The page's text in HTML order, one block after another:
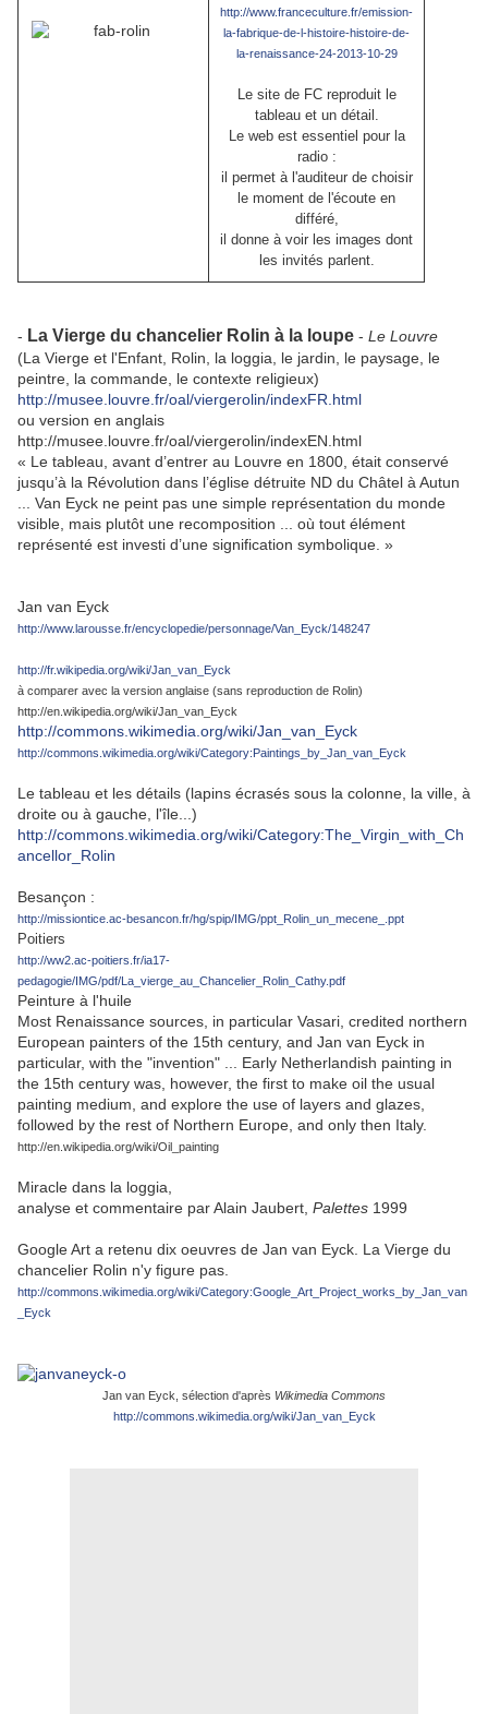
http://www.franceculture.fr/emission-
la-fabrique-de-l-histoire-histoire-de-
la-renaissance-24-2013-10-29
Le site de FC reproduit le
tableau et un détail.
Le web est essentiel pour la
radio :
il permet à l'auditeur de choisir
le moment de l'écoute en
différé,
il donne à voir les images dont
les invités parlent.
- La Vierge du chancelier Rolin à la loupe - Le Louvre
(La Vierge et l'Enfant, Rolin, la loggia, le jardin, le paysage, le
peintre, la commande, le contexte religieux)
http://musee.louvre.fr/oal/viergerolin/indexFR.html
ou version en anglais
http://musee.louvre.fr/oal/viergerolin/indexEN.html
« Le tableau, avant d’entrer au Louvre en 1800, était conservé
jusqu’à la Révolution dans l’église détruite ND du Châtel à Autun
... Van Eyck ne peint pas une simple représentation du monde
visible, mais plutôt une recomposition ... où tout élément
représenté est investi d’une signification symbolique. »
Jan van Eyck
http://www.larousse.fr/encyclopedie/personnage/Van_Eyck/148247
http://fr.wikipedia.org/wiki/Jan_van_Eyck
à comparer avec la version anglaise (sans reproduction de Rolin)
http://en.wikipedia.org/wiki/Jan_van_Eyck
http://commons.wikimedia.org/wiki/Jan_van_Eyck
http://commons.wikimedia.org/wiki/Category:Paintings_by_Jan_van_Eyck
Le tableau et les détails (lapins écrasés sous la colonne, la ville, à
droite ou à gauche, l'île...)
http://commons.wikimedia.org/wiki/Category:The_Virgin_with_Ch
ancellor_Rolin
Besançon :
http://missiontice.ac-besancon.fr/hg/spip/IMG/ppt_Rolin_un_mecene_.ppt
Poitiers
http://ww2.ac-poitiers.fr/ia17-
pedagogie/IMG/pdf/La_vierge_au_Chancelier_Rolin_Cathy.pdf
Peinture à l'huile
Most Renaissance sources, in particular Vasari, credited northern
European painters of the 15th century, and Jan van Eyck in
particular, with the "invention" ... Early Netherlandish painting in
the 15th century was, however, the first to make oil the usual
painting medium, and explore the use of layers and glazes,
followed by the rest of Northern Europe, and only then Italy.
http://en.wikipedia.org/wiki/Oil_painting
Miracle dans la loggia,
analyse et commentaire par Alain Jaubert, Palettes 1999
Google Art a retenu dix oeuvres de Jan van Eyck. La Vierge du
chancelier Rolin n'y figure pas.
http://commons.wikimedia.org/wiki/Category:Google_Art_Project_works_by_Jan_van
_Eyck
Jan van Eyck, sélection d'après Wikimedia Commons
http://commons.wikimedia.org/wiki/Jan_van_Eyck